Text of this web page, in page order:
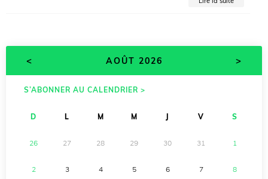
< AOÛT 2026 >
S’ABONNER AU CALENDRIER >
D L M M J V S
26 27 28 29 30 31 1
2 3 4 5 6 7 8